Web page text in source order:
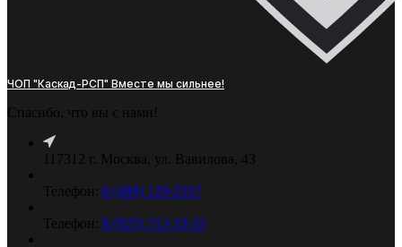
ЧОП "Каскад-РСП" Вместе мы сильнее!
Спасибо, что вы с нами!
117312 г. Москва, ул. Вавилова, 43
Телефон: 8 (499) 129-2557
Телефон: 8 (925) 713-33-33